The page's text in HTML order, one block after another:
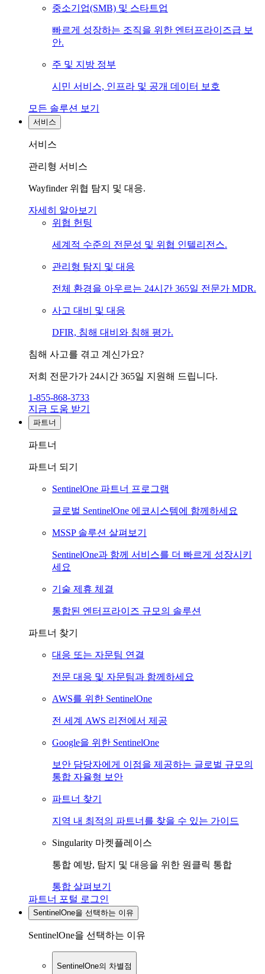
중소기업(SMB) 및 스타트업
빠르게 성장하는 조직을 위한 엔터프라이즈급 보
안.
주 및 지방 정부
시민 서비스, 인프라 및 공개 데이터 보호
모든 솔루션 보기
서비스
서비스
관리형 서비스
Wayfinder 위협 탐지 및 대응.
자세히 알아보기
위협 헌팅
세계적 수준의 전문성 및 위협 인텔리전스.
관리형 탐지 및 대응
전체 환경을 아우르는 24시간 365일 전문가 MDR.
사고 대비 및 대응
DFIR, 침해 대비와 침해 평가.
침해 사고를 겪고 계신가요?
저희 전문가가 24시간 365일 지원해 드립니다.
1-855-868-3733
지금 도움 받기
파트너
파트너
파트너 되기
SentinelOne 파트너 프로그램
글로벌 SentinelOne 에코시스템에 함께하세요
MSSP 솔루션 살펴보기
SentinelOne과 함께 서비스를 더 빠르게 성장시키
세요
기술 제휴 체결
통합된 엔터프라이즈 규모의 솔루션
파트너 찾기
대응 또는 자문팀 연결
전문 대응 및 자문팀과 함께하세요
AWS를 위한 SentinelOne
전 세계 AWS 리전에서 제공
Google을 위한 SentinelOne
보안 담당자에게 이점을 제공하는 글로벌 규모의
통합 자율형 보안
파트너 찾기
지역 내 최적의 파트너를 찾을 수 있는 가이드
Singularity 마켓플레이스
통합 예방, 탐지 및 대응을 위한 원클릭 통합
통합 살펴보기
파트너 포털 로그인
SentinelOne을 선택하는 이유
SentinelOne을 선택하는 이유
SentinelOne의 차별점